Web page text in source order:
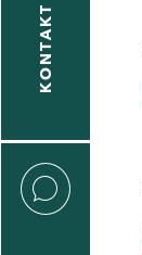
KONTAKT